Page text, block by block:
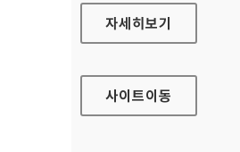
롯데그룹 영문 홈페이지
자세히보기
사이트이동